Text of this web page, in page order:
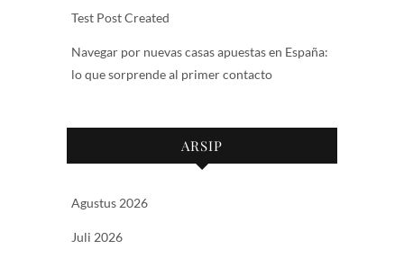
Test Post Created
Navegar por nuevas casas apuestas en España:
lo que sorprende al primer contacto
ARSIP
Agustus 2026
Juli 2026